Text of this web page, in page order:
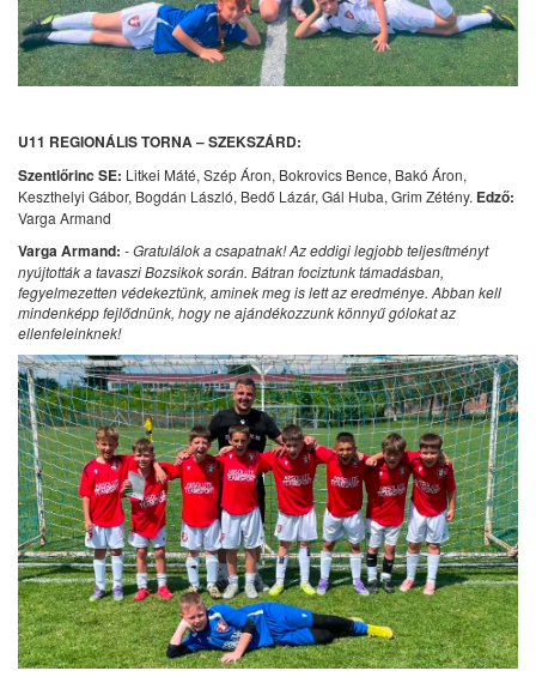
U11 REGIONÁLIS TORNA – SZEKSZÁRD:
Szentlőrinc SE: Litkei Máté, Szép Áron, Bokrovics Bence, Bakó Áron,
Keszthelyi Gábor, Bogdán László, Bedő Lázár, Gál Huba, Grim Zétény. Edző:
Varga Armand
Varga Armand: - Gratulálok a csapatnak! Az eddigi legjobb teljesítményt
nyújtották a tavaszi Bozsikok során. Bátran fociztunk támadásban,
fegyelmezetten védekeztünk, aminek meg is lett az eredménye. Abban kell
mindenképp fejlődnünk, hogy ne ajándékozzunk könnyű gólokat az
ellenfeleinknek!